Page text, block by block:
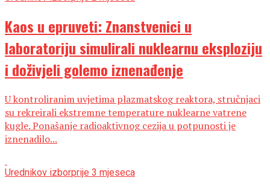
Kaos u epruveti: Znanstvenici u
laboratoriju simulirali nuklearnu eksploziju
i doživjeli golemo iznenađenje
U kontroliranim uvjetima plazmatskog reaktora, stručnjaci
su rekreirali ekstremne temperature nuklearne vatrene
kugle. Ponašanje radioaktivnog cezija u potpunosti je
iznenadilo...
Urednikov izborprije 3 mjeseca